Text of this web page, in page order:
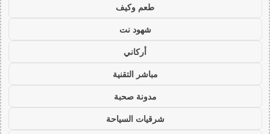
طعم وكيف
شهود نت
أركاني
مباشر التقنية
مدونة صحبة
شرقيات السياحة